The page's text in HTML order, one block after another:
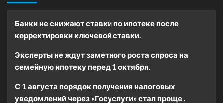
Банки не снижают ставки по ипотеке после
корректировки ключевой ставки.
Эксперты не ждут заметного роста спроса на
семейную ипотеку перед 1 октября.
С 1 августа порядок получения налоговых
уведомлений через «Госуслуги» стал проще .